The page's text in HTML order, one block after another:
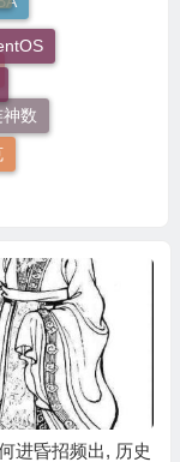
神数
进昏招频出, 历史